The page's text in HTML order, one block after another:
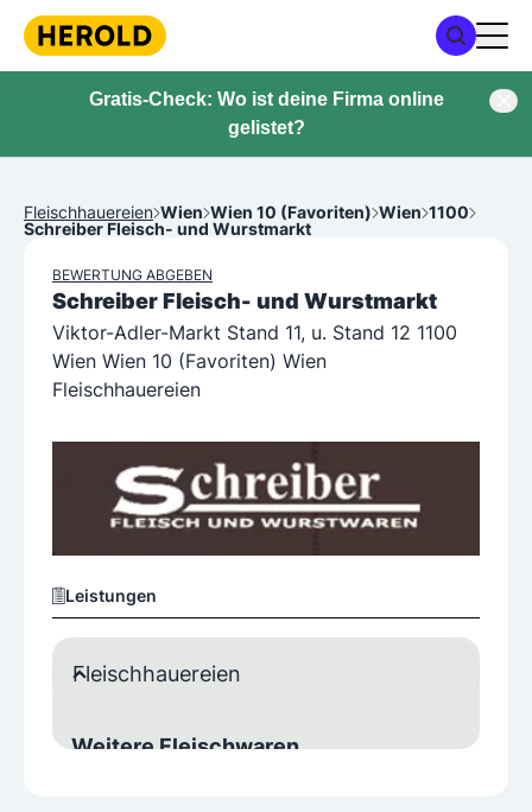
Gratis-Check: Wo ist deine Firma online
gelistet?
Fleischhauereien Wien Wien 10 (Favoriten) Wien 1100
Schreiber Fleisch- und Wurstmarkt
BEWERTUNG ABGEBEN
Schreiber Fleisch- und Wurstmarkt
Viktor-Adler-Markt Stand 11, u. Stand 12 1100
Wien Wien 10 (Favoriten) Wien
Fleischhauereien
Leistungen
Fleischhauereien
Weitere Fleischwaren